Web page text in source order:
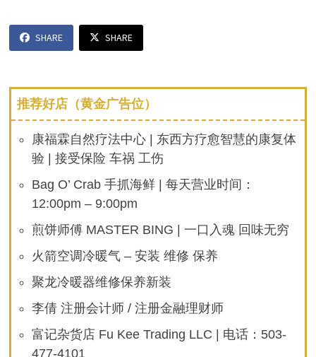
SHARE SHARE
推荐好店（黄金广告位）
康福霖自然疗法中心 | 东西方疗愈智慧的康复体
验 | 接受保险 车祸 工伤
Bag O’ Crab 手抓海鲜 | 每天营业时间：
12:00pm – 9:00pm
煎饼师傅 MASTER BING | 一口入魂 回味无穷
火箭空调冷暖气 – 安装 维修 保养
聚龙冷暖器维修保养新装
李倩 注册会计师 / 注册金融理财师
富记杂货店 Fu Kee Trading LLC | 电话：503-
477-4101